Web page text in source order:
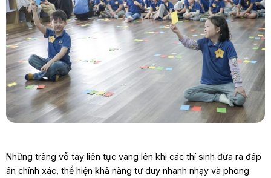
Những tràng vỗ tay liên tục vang lên khi các thí sinh đưa ra đáp
án chính xác, thể hiện khả năng tư duy nhanh nhạy và phong